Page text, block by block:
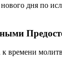
дня по
времени